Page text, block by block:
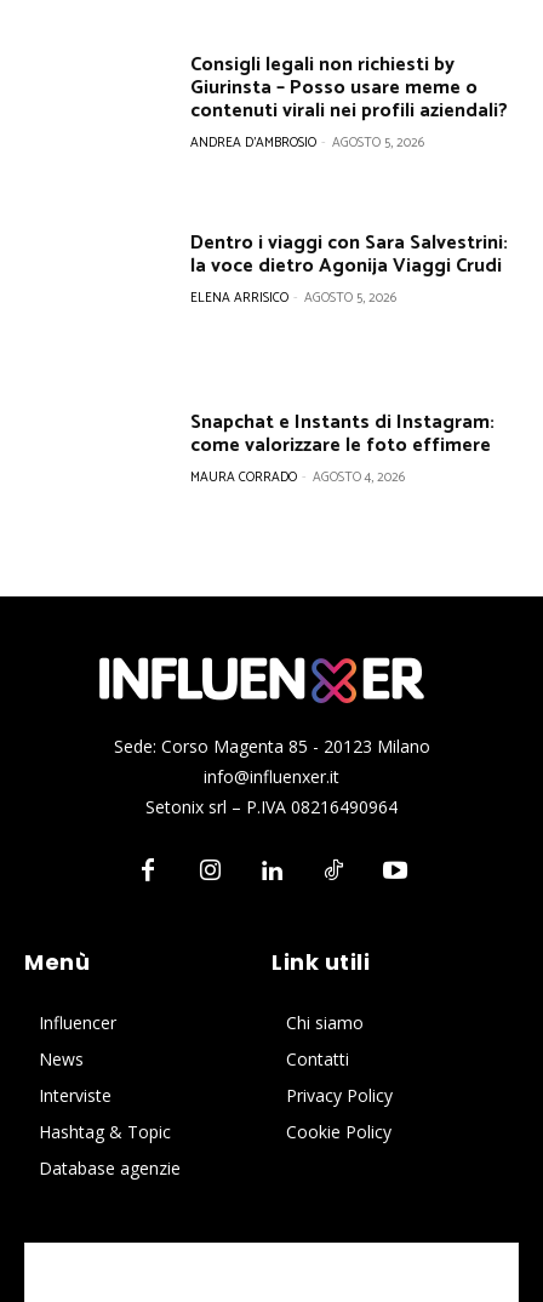
Consigli legali non richiesti by
Giurinsta – Posso usare meme o
contenuti virali nei profili aziendali?
ANDREA D'AMBROSIO - AGOSTO 5, 2026
Dentro i viaggi con Sara Salvestrini:
la voce dietro Agonija Viaggi Crudi
ELENA ARRISICO - AGOSTO 5, 2026
Snapchat e Instants di Instagram:
come valorizzare le foto effimere
MAURA CORRADO - AGOSTO 4, 2026
Sede: Corso Magenta 85 - 20123 Milano
info@influenxer.it
Setonix srl – P.IVA 08216490964
Menù
Influencer
News
Interviste
Hashtag & Topic
Database agenzie
Link utili
Chi siamo
Contatti
Privacy Policy
Cookie Policy